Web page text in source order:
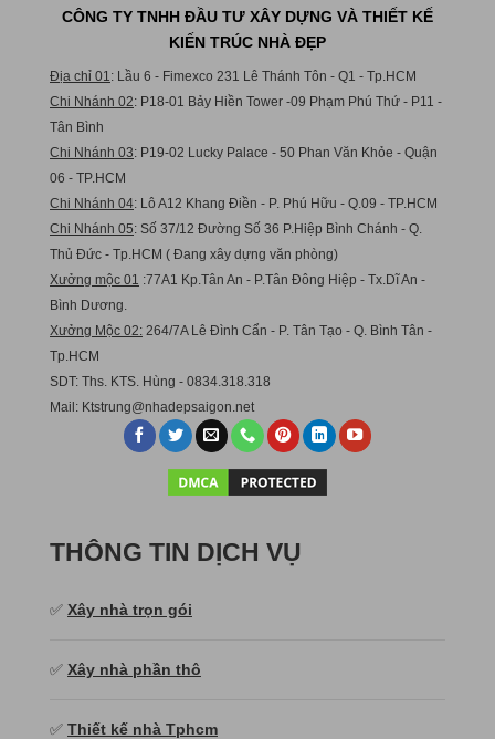
CÔNG TY TNHH ĐẦU TƯ XÂY DỰNG VÀ THIẾT KẾ
KIẾN TRÚC NHÀ ĐẸP
Địa chỉ 01 : Lầu 6 - Fimexco 231 Lê Thánh Tôn - Q1 - Tp.HCM
Chi Nhánh 02: P18-01 Bảy Hiền Tower -09 Phạm Phú Thứ - P11 -
Tân Bình
Chi Nhánh 03: P19-02 Lucky Palace - 50 Phan Văn Khỏe - Quận
06 - TP.HCM
Chi Nhánh 04: Lô A12 Khang Điền - P. Phú Hữu - Q.09 - TP.HCM
Chi Nhánh 05: Số 37/12 Đường Số 36 P.Hiệp Bình Chánh - Q.
Thủ Đức - Tp.HCM ( Đang xây dựng văn phòng)
Xưởng mộc 01
:77A1 Kp.Tân An - P.Tân Đông Hiệp - Tx.Dĩ An -
Bình Dương.
Xưởng Mộc 02: 264/7A Lê Đình Cẩn - P. Tân Tạo - Q. Bình Tân -
Tp.HCM
SDT: Ths. KTS. Hùng - 0834.318.318
Mail: Ktstrung@nhadepsaigon.net
THÔNG TIN DỊCH VỤ
✅ Xây nhà trọn gói
✅ Xây nhà phần thô
✅ Thiết kế nhà Tphcm